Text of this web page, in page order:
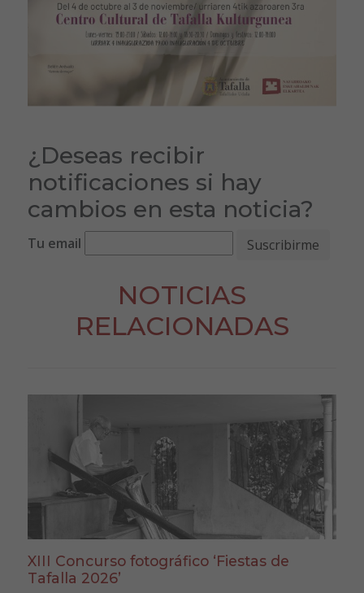
¿Deseas recibir
notificaciones si hay
cambios en esta noticia?
Tu email
NOTICIAS
RELACIONADAS
XIII Concurso fotográfico ‘Fiestas de
Tafalla 2026’